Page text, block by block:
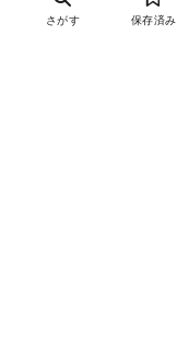
さがす 保存済み